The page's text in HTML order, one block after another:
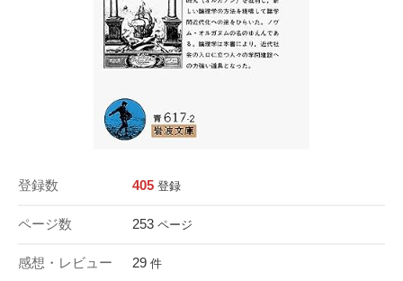
登録数 405 登録
ページ数 253 ページ
感想・レビュー 29 件